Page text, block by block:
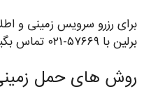
برای رزرو سرویس زمینی و
برلین با ۵۷۶۶۹-۰۲۱ تماس بگیرید.
روش های حمل زمینی